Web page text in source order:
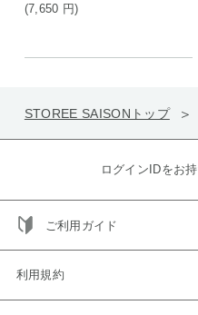
(7,650 円)
STOREE SAISONトップ
ログインIDをお
ご利用ガイド
利用規約